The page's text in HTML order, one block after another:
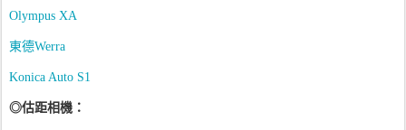
Olympus XA
東德Werra
Konica Auto S1
◎估距相機 ：